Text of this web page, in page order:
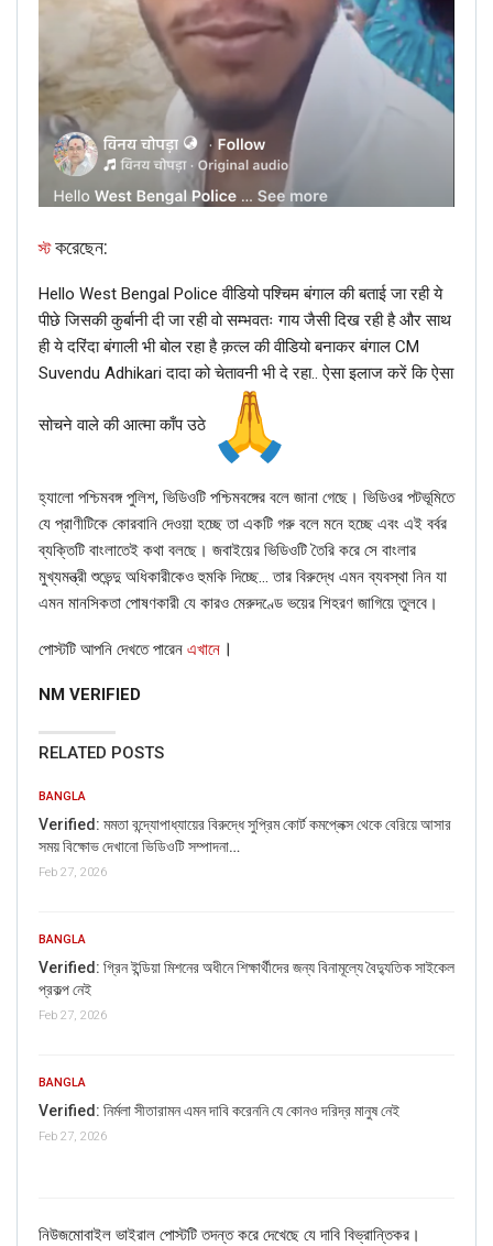
২০২৫ সালের ২২ জুনদ্য বিজনেস স্ট্যান্ডার্ড
-‌এর প্রতিবেদনে বলা হয় যে
সংঘর্ষের প্রথম দিনেই রনি-জাফর গ্রুপের একজন সদস্যের বাবা আব্দুল
কুদ্দুস (৬০) নিহত হন। পরের দিন, প্রতিশোধমূলক আক্রমণে
প্রতিপক্ষ গ্রুপের নেতা মেহেদি হাসান (৪২)-‌ও নিহত হন। কর্তৃপক্ষ
নিশ্চিত করেছে যে কমপক্ষে আটজন আহত হয়েছে এবং হিংস্রতার সঙ্গে
কোনও নির্ভরযোগ্য সূত্র এই ঘটনাকে সাম্প্রদায়িক বলে বর্ণনা করেনি। উভয়
দলের নেতারাই মুসলিম সম্প্রদায়ের, এবং বিএনপির দুটি অংশের অভ্যন্তরীণ
রাজনৈতিক প্রতিদ্বন্দ্বিতা থেকেই এই সংঘর্ষের সূত্রপাত। ৩০ জুন চট্টগ্রাম সহ
বাংলাদেশের অন্যান্য স্থানেও বিএনপি সমর্থকদের একই রকম আন্তঃদলীয়
সংঘর্ষের খবর পাওয়া গেছে।
অতএব, আমরা নিশ্চিতভাবে বলতে পারি যে, পশ্চিমবঙ্গের হিন্দুদের বাড়ির সামনে লাঠি
ও অন্যান্য অস্ত্র হাতে একদল মুসলিমের জড়ো হওয়ার দাবি করা ভাইরাল পোস্টটি,
যেখানে মিথ্যা সাম্প্রদায়িক দাবি করা হয়েছে, সেটি বাংলাদেশের।
WhatsApp it now on +91 11 7127 9799
স্ট করেছেন:
Hello West Bengal Police वीडियो पश्चिम बंगाल की बताई जा रही ये
पीछे जिसकी कुर्बानी दी जा रही वो सम्भवतः गाय जैसी दिख रही है और साथ
ही ये दरिंदा बंगाली भी बोल रहा है क़त्ल की वीडियो बनाकर बंगाल CM
Suvendu Adhikari दादा को चेतावनी भी दे रहा.. ऐसा इलाज करें कि ऐसा
सोचने वाले की आत्मा काँप उठे
হ্যালো পশ্চিমবঙ্গ পুলিশ, ভিডিওটি পশ্চিমবঙ্গের বলে জানা গেছে। ভিডিওর পটভূমিতে
যে প্রাণীটিকে কোরবানি দেওয়া হচ্ছে তা একটি গরু বলে মনে হচ্ছে এবং এই বর্বর
ব্যক্তিটি বাংলাতেই কথা বলছে। জবাইয়ের ভিডিওটি তৈরি করে সে বাংলার
মুখ্যমন্ত্রী শুভেন্দু অধিকারীকেও হুমকি দিচ্ছে… তার বিরুদ্ধে এমন ব্যবস্থা নিন যা
এমন মানসিকতা পোষণকারী যে কারও মেরুদণ্ডে ভয়ের শিহরণ জাগিয়ে তুলবে।
পোস্টটি আপনি দেখতে পারেন এখানে ।
NM VERIFIED
RELATED POSTS
BANGLA
Verified: মমতা বন্দ্যোপাধ্যায়ের বিরুদ্ধে সুপ্রিম কোর্ট কমপ্লেক্স থেকে বেরিয়ে আসার
সময় বিক্ষোভ দেখানো ভিডিওটি সম্পাদনা…
Feb 27, 2026
BANGLA
Verified: গ্রিন ইন্ডিয়া মিশনের অধীনে শিক্ষার্থীদের জন্য বিনামূল্যে বৈদ্যুতিক সাইকেল
প্রকল্প নেই
Feb 27, 2026
BANGLA
Verified: নির্মলা সীতারামন এমন দাবি করেননি যে কোনও দরিদ্র মানুষ নেই
Feb 27, 2026
নিউজমোবাইল ভাইরাল পোস্টটি তদন্ত করে দেখেছে যে দাবি বিভ্রান্তিকর।